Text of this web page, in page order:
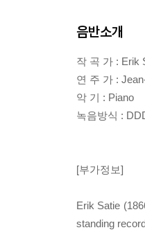
음반소개
작 곡 가 : Erik
연 주 가 :
악 기 : Piano
녹음방식 :
[부가정보]
Erik Satie
standing